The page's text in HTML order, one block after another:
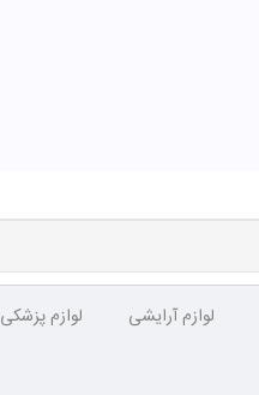
لوازم آرایشی لوازم پزشکی